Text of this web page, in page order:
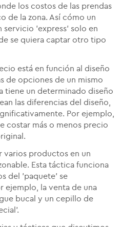
los costos de las prendas
de la zona. Así cómo un
servicio 'express' solo en
se quiera captar otro tipo
está en función al diseño
de opciones de un mismo
tiene un determinado diseño
las diferencias del diseño,
Por ejemplo,
costar más o menos precio
varios productos en un
Esta táctica funciona
del 'paquete' se
ejemplo, la venta de una
bucal y un cepillo de